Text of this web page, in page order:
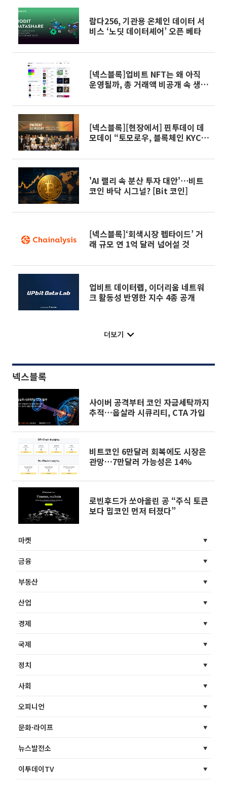
람다256, 기관용 온체인 데이터 서
비스 ‘노딧 데이터셰어’ 오픈 베타
[넥스블록]업비트 NFT는 왜 아직
운영될까, 총 거래액 비공개 속 생태
[넥스블록][현장에서] 핀투데이 데
모데이 “토모로우, 블록체인 KYC로
'AI 랠리 속 분산 투자 대안'⋯비트
코인 바닥 시그널? [Bit 코인]
[넥스블록]‘회색시장 펩타이드’ 거
래 규모 연 1억 달러 넘어설 것
업비트 데이터랩, 이더리움 네트워
크 활동성 반영한 지수 4종 공개
더보기
넥스블록
사이버 공격부터 코인 자금세탁까지
추적…웁살라 시큐리티, CTA 가입
비트코인 6만달러 회복에도 시장은
관망…7만달러 가능성은 14%
로빈후드가 쏘아올린 공 “주식 토큰
보다 밈코인 먼저 터졌다”
마켓
금융
부동산
산업
경제
국제
정치
사회
오피니언
문화·라이프
뉴스발전소
이투데이TV